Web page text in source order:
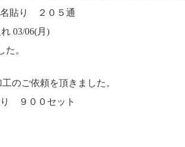
貼り ２０５通
03/06(月)
。
のご依頼を頂きました。
９００セット